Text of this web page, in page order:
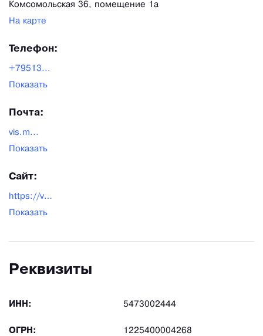
Комсомольская 36, помещение 1а
На карте
Телефон:
+79513...
Показать
Почта:
vis.m...
Показать
Сайт:
https://vis-med.ru/
Показать
Реквизиты
ИНН: 5473002444
ОГРН: 1225400004268